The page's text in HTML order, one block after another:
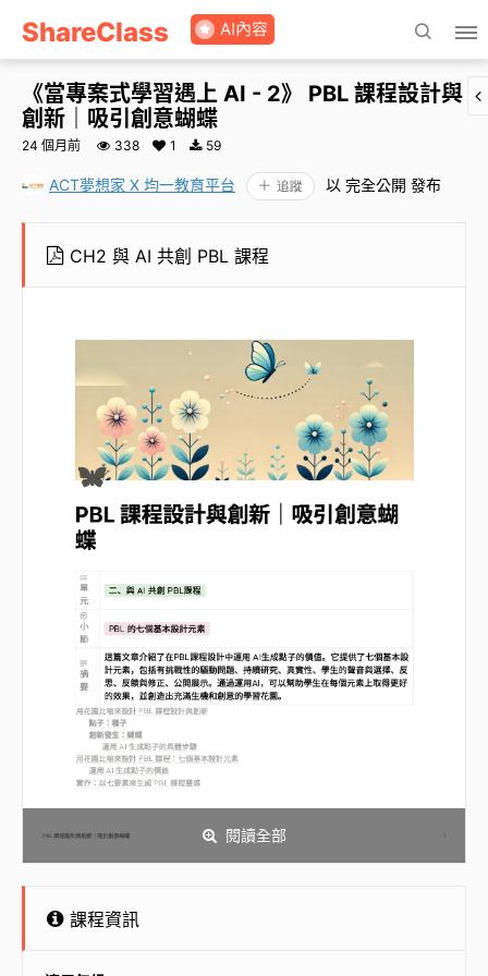
ShareClass
《當專案式學習遇上 AI - 2》 PBL 課程設計與
創新｜吸引創意蝴蝶
24 個月前 338 1 59
ACT夢想家 X 均一教育平台 追蹤 以 完全公開 發布
CH2 與 AI 共創 PBL 課程
閱讀全部
課程資訊